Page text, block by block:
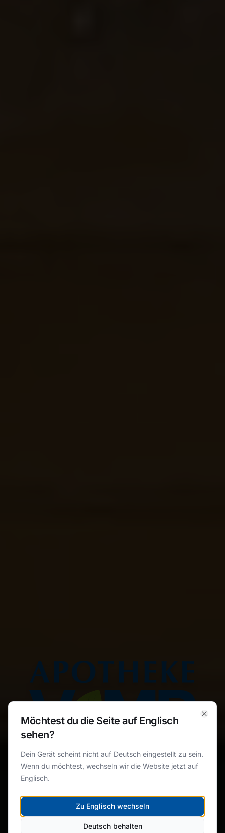
Apotheke Vomp — Ihre Apotheke in Vomp und Umgebung
DEINE APOTHEKE MIT ❤️ IN VOMP
Rezept vorbestellen
Möchtest du die Seite auf Englisch
sehen?
Dein Gerät scheint nicht auf Deutsch eingestellt zu sein.
Wenn du möchtest, wechseln wir die Website jetzt auf
Englisch.
Zu Englisch wechseln
Deutsch behalten